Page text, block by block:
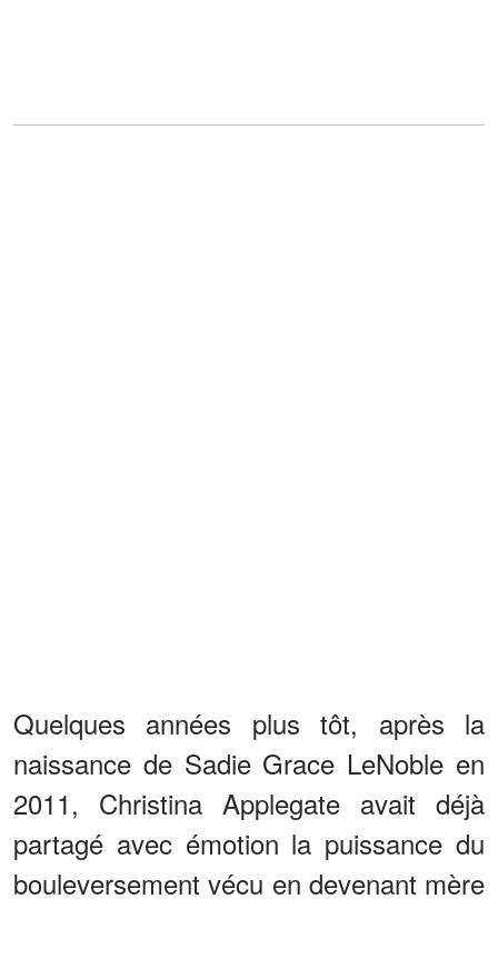
Quelques années plus tôt, après la
naissance de Sadie Grace LeNoble en
2011, Christina Applegate avait déjà
partagé avec émotion la puissance du
bouleversement vécu en devenant mère